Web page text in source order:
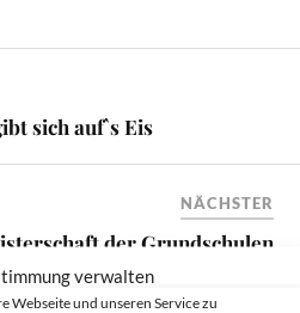
verwalten
Webseite und unseren Service zu
sich auf`s Eis
NÄCHSTER
der Grundschulen